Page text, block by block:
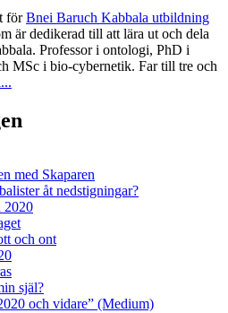
förBnei Baruch Kabbala utbildning
är dedikerad till att lära ut och dela
Professor i ontologi, PhD i
MSc i bio-cybernetik. Far till tre och
med Skaparen
åt nedstigningar?
2020
och ont
själ?
och vidare” (Medium)